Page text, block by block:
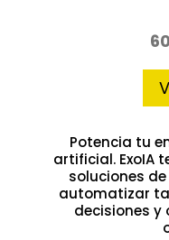
Potencia tu
artificial. ExoIA
soluciones
automatizar
decisiones y